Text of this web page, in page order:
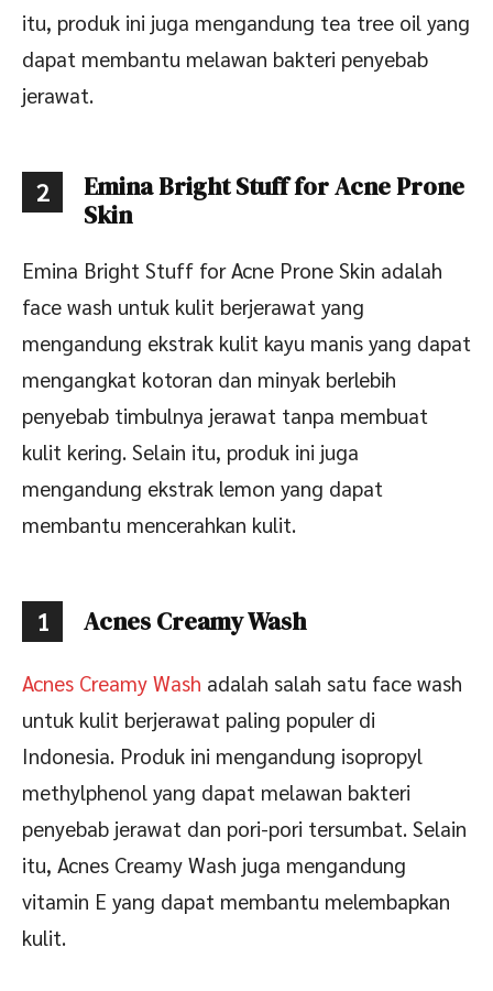
itu, produk ini juga mengandung tea tree oil yang
dapat membantu melawan bakteri penyebab
jerawat.
2
Emina Bright Stuff for Acne Prone
Skin
Emina Bright Stuff for Acne Prone Skin adalah
face wash untuk kulit berjerawat yang
mengandung ekstrak kulit kayu manis yang dapat
mengangkat kotoran dan minyak berlebih
penyebab timbulnya jerawat tanpa membuat
kulit kering. Selain itu, produk ini juga
mengandung ekstrak lemon yang dapat
membantu mencerahkan kulit.
1 Acnes Creamy Wash
Acnes Creamy Wash adalah salah satu face wash
untuk kulit berjerawat paling populer di
Indonesia. Produk ini mengandung isopropyl
methylphenol yang dapat melawan bakteri
penyebab jerawat dan pori-pori tersumbat. Selain
itu, Acnes Creamy Wash juga mengandung
vitamin E yang dapat membantu melembapkan
kulit.